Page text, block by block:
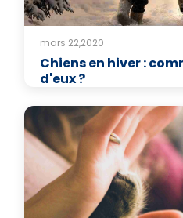
mars 22,2020
Chiens en hiver :
d'eux ?